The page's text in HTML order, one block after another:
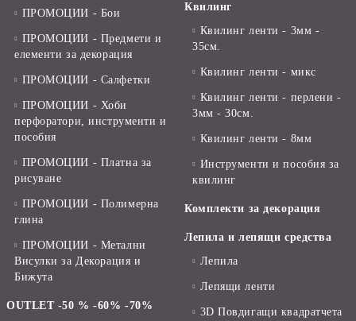
ПРОМОЦИИ - Бои
ПРОМОЦИИ - Предмети и
елементи за декорация
ПРОМОЦИИ - Салфетки
ПРОМОЦИИ - Хоби
перфоратори, инструменти и
пособия
ПРОМОЦИИ - Платна за
рисуване
ПРОМОЦИИ - Полимерна
глина
ПРОМОЦИИ - Метални
Висулки за Декорация и
Бижута
OUTLET -50 % -60% -70%
Квилинг
Квилинг ленти - 3мм -
35см.
Квилинг ленти - микс
Квилинг ленти - перлени -
3мм - 30см.
Квилинг ленти - 8мм
Инструменти и пособия за
квилинг
Комплекти за декорация
Лепила и лепящи средства
Лепила
Лепящи ленти
3D Повдигащи квадратчета